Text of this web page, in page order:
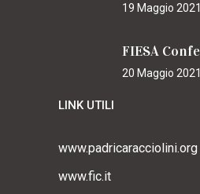
19 Maggio 2021
20 Maggio 2021
LINK UTILI
www.padricaracciolini.org
www.fic.it